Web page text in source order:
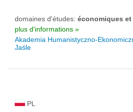
domaines d'études: économiques
plus d'informations »
Akademia Humanistyczno-
Jaśle
PL